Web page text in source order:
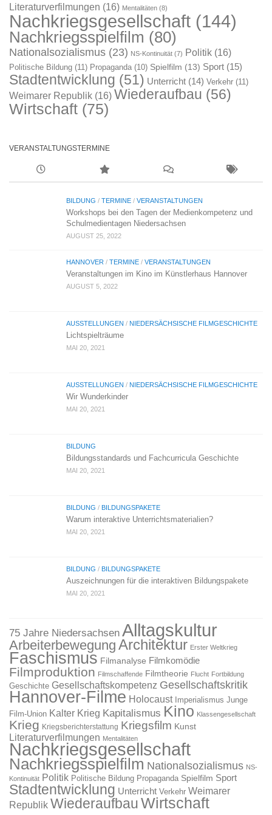
Literaturverfilmungen (16) Mentalitäten (8)
Nachkriegsgesellschaft (144)
Nachkriegsspielfilm (80)
Nationalsozialismus (23) NS-Kontinuität (7) Politik (16)
Politische Bildung (11) Propaganda (10) Spielfilm (13) Sport (15)
Stadtentwicklung (51) Unterricht (14) Verkehr (11)
Weimarer Republik (16) Wiederaufbau (56)
Wirtschaft (75)
VERANSTALTUNGSTERMINE
BILDUNG / TERMINE / VERANSTALTUNGEN
Workshops bei den Tagen der Medienkompetenz und
Schulmedientagen Niedersachsen
AUGUST 25, 2022
HANNOVER / TERMINE / VERANSTALTUNGEN
Veranstaltungen im Kino im Künstlerhaus Hannover
AUGUST 5, 2022
AUSSTELLUNGEN / NIEDERSÄCHSISCHE FILMGESCHICHTE
Lichtspielträume
MAI 20, 2021
AUSSTELLUNGEN / NIEDERSÄCHSISCHE FILMGESCHICHTE
Wir Wunderkinder
MAI 20, 2021
BILDUNG
Bildungsstandards und Fachcurricula Geschichte
MAI 20, 2021
BILDUNG / BILDUNGSPAKETE
Warum interaktive Unterrichtsmaterialien?
MAI 20, 2021
BILDUNG / BILDUNGSPAKETE
Auszeichnungen für die interaktiven Bildungspakete
MAI 20, 2021
75 Jahre Niedersachsen Alltagskultur
Arbeiterbewegung Architektur Erster Weltkrieg
Faschismus Filmanalyse Filmkomödie
Filmproduktion Filmschaffende Filmtheorie Flucht Fortbildung
Geschichte Gesellschaftskompetenz Gesellschaftskritik
Hannover-Filme Holocaust Imperialismus Junge
Film-Union Kalter Krieg Kapitalismus Kino Klassengesellschaft
Krieg Kriegsberichterstattung Kriegsfilm Kunst
Literaturverfilmungen Mentalitäten
Nachkriegsgesellschaft
Nachkriegsspielfilm Nationalsozialismus NS-
Kontinuität Politik Politische Bildung Propaganda Spielfilm Sport
Stadtentwicklung Unterricht Verkehr Weimarer
Republik WiederaufbauWirtschaft